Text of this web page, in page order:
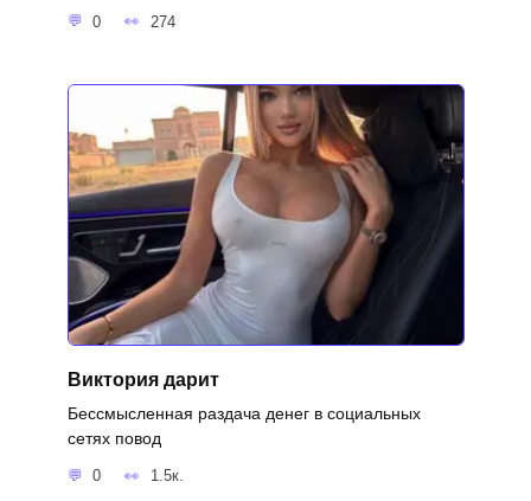
0 274
Виктория дарит
Бессмысленная раздача денег в социальных
сетях повод
0 1.5к.